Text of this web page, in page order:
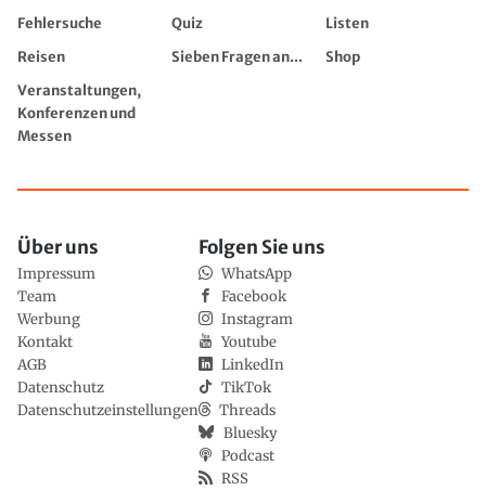
Fehlersuche
Quiz
Listen
Reisen
Sieben Fragen an...
Shop
Veranstaltungen,
Konferenzen und
Messen
Über uns
Impressum
Team
Werbung
Kontakt
AGB
Datenschutz
Datenschutzeinstellungen
Folgen Sie uns
WhatsApp
Facebook
Instagram
Youtube
LinkedIn
TikTok
Threads
Bluesky
Podcast
RSS